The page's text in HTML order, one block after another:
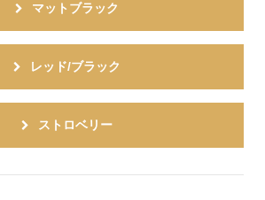
マットブラック
レッド/ブラック
ストロベリー